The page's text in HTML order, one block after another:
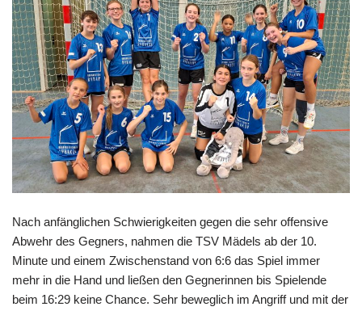
Nach anfänglichen Schwierigkeiten gegen die sehr offensive
Abwehr des Gegners, nahmen die TSV Mädels ab der 10.
Minute und einem Zwischenstand von 6:6 das Spiel immer
mehr in die Hand und ließen den Gegnerinnen bis Spielende
beim 16:29 keine Chance. Sehr beweglich im Angriff und mit der